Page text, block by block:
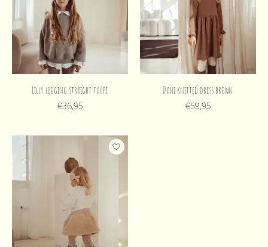
Lilly legging straight taupe
€36,95
Dani knitted dress brown
€59,95